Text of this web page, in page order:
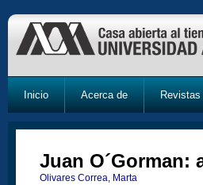
Inicio Acerca de Revistas
Juan
Olivares Correa, Marta